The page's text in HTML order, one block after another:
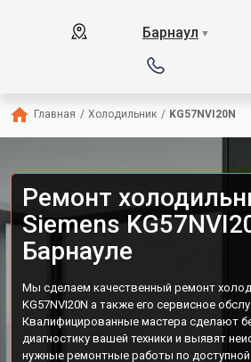
Барнаул ▼
Главная / Холодильник / KG57NVI20N
Ремонт
Siemens
Барнауле
Мы сделаем качественный ремонт
KG57NVI20N а также его сервисное
Квалифицированные мастера сделают
диагностику вашей техники и выявят
нужные ремонтные работы по